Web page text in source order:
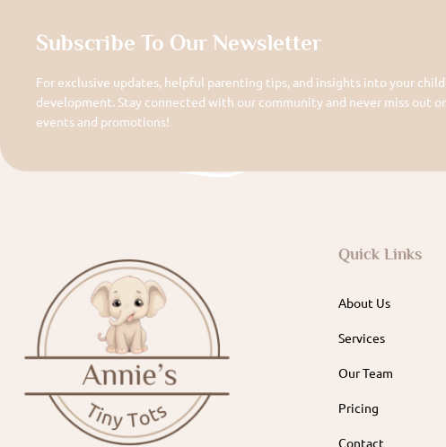
Subscribe To Our Newsletter
For exclusive updates, helpful parenting tips, and insights into your
development. Stay connected with our community and never miss out
events and promotions!
Quick Links
About Us
Services
Our Team
Pricing
Contact